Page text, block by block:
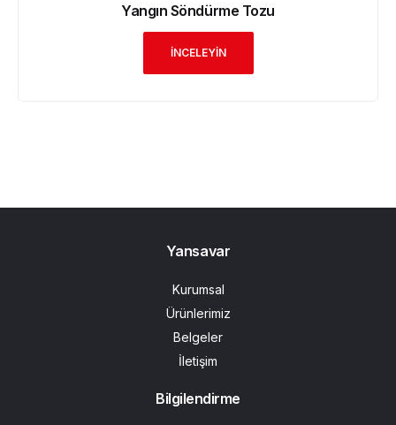
Yangın Söndürme Tozu
İNCELEYİN
Yansavar
Kurumsal
Ürünlerimiz
Belgeler
İletişim
Bilgilendirme